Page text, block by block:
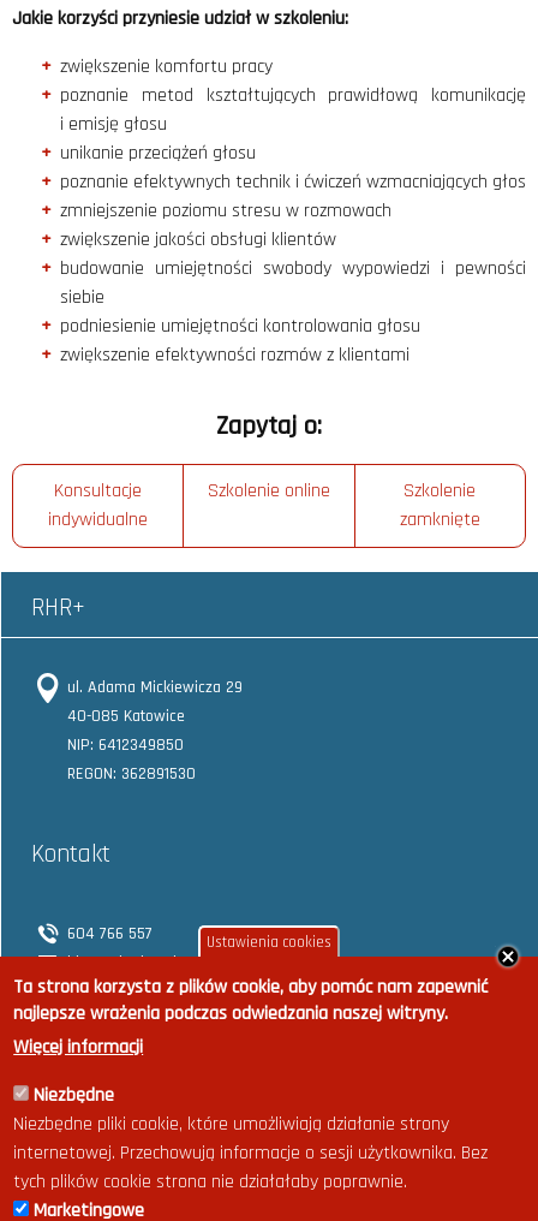
Jakie korzyści przyniesie udział w szkoleniu:
zwiększenie komfortu pracy
poznanie metod kształtujących prawidłową komunikację
i emisję głosu
unikanie przeciążeń głosu
poznanie efektywnych technik i ćwiczeń wzmacniających głos
zmniejszenie poziomu stresu w rozmowach
zwiększenie jakości obsługi klientów
budowanie umiejętności swobody wypowiedzi i pewności
siebie
podniesienie umiejętności kontrolowania głosu
zwiększenie efektywności rozmów z klientami
Zapytaj o:
Konsultacje
indywidualne
Szkolenie online
Szkolenie
zamknięte
RHR+
ul. Adama Mickiewicza 29
40-085 Katowice
NIP: 6412349850
REGON: 362891530
Kontakt
604 766 557
biuro@rhrplus.pl
Napisz do nas
temat* adres e-mail*
Ustawienia cookies
Ta strona korzysta z plików cookie, aby pomóc nam zapewnić
najlepsze wrażenia podczas odwiedzania naszej witryny.
Więcej informacji
Niezbędne
Niezbędne pliki cookie, które umożliwiają działanie strony
internetowej. Przechowują informacje o sesji użytkownika. Bez
tych plików cookie strona nie działałaby poprawnie.
Marketingowe